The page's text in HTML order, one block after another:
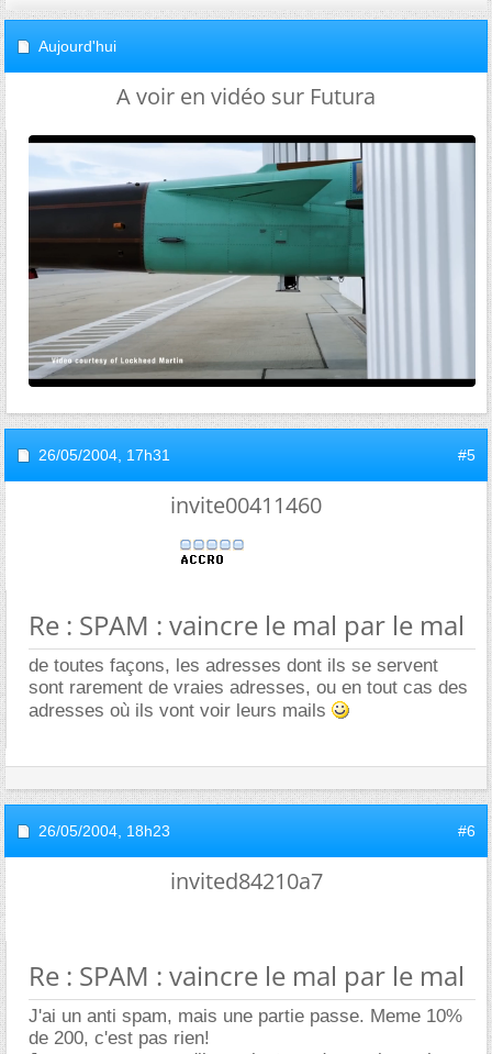
Aujourd'hui
A voir en vidéo sur Futura
26/05/2004, 17h31 #5
invite00411460
Re : SPAM : vaincre le mal par le mal
de toutes façons, les adresses dont ils se servent
sont rarement de vraies adresses, ou en tout cas des
adresses où ils vont voir leurs mails
26/05/2004, 18h23 #6
invited84210a7
Re : SPAM : vaincre le mal par le mal
J'ai un anti spam, mais une partie passe. Meme 10%
de 200, c'est pas rien!